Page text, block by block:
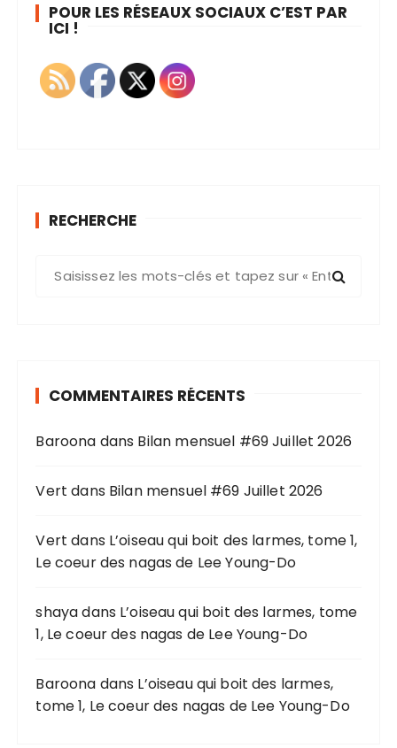
POUR LES RÉSEAUX SOCIAUX C’EST PAR
ICI !
RECHERCHE
e
o
r
COMMENTAIRES RÉCENTS
Baroona dans Bilan mensuel #69 Juillet 2026
Vert dans Bilan mensuel #69 Juillet 2026
Vert dans L’oiseau qui boit des larmes, tome 1,
Le coeur des nagas de Lee Young-Do
shayadans L’oiseau qui boit des larmes, tome
1, Le coeur des nagas de Lee Young-Do
Baroona dans L’oiseau qui boit des larmes,
tome 1, Le coeur des nagas de Lee Young-Do